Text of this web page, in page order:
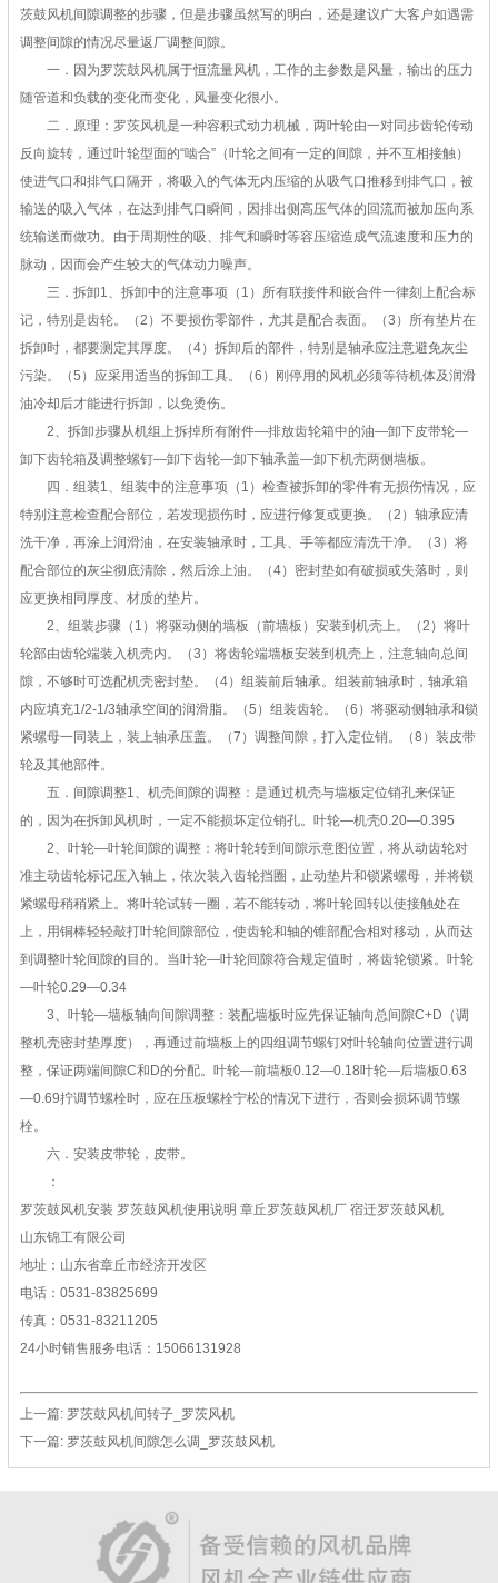
茨鼓风机间隙调整的步骤，但是步骤虽然写的明白，还是建议广大客户如遇需
调整间隙的情况尽量返厂调整间隙。
一．因为罗茨鼓风机属于恒流量风机，工作的主参数是风量，输出的压力
随管道和负载的变化而变化，风量变化很小。
二．原理：罗茨风机是一种容积式动力机械，两叶轮由一对同步齿轮传动
反向旋转，通过叶轮型面的“啮合”（叶轮之间有一定的间隙，并不互相接触）
使进气口和排气口隔开，将吸入的气体无内压缩的从吸气口推移到排气口，被
输送的吸入气体，在达到排气口瞬间，因排出侧高压气体的回流而被加压向系
统输送而做功。由于周期性的吸、排气和瞬时等容压缩造成气流速度和压力的
脉动，因而会产生较大的气体动力噪声。
三．拆卸1、拆卸中的注意事项（1）所有联接件和嵌合件一律刻上配合标
记，特别是齿轮。（2）不要损伤零部件，尤其是配合表面。（3）所有垫片在
拆卸时，都要测定其厚度。（4）拆卸后的部件，特别是轴承应注意避免灰尘
污染。（5）应采用适当的拆卸工具。（6）刚停用的风机必须等待机体及润滑
油冷却后才能进行拆卸，以免烫伤。
2、拆卸步骤从机组上拆掉所有附件—排放齿轮箱中的油—卸下皮带轮—
卸下齿轮箱及调整螺钉—卸下齿轮—卸下轴承盖—卸下机壳两侧墙板。
四．组装1、组装中的注意事项（1）检查被拆卸的零件有无损伤情况，应
特别注意检查配合部位，若发现损伤时，应进行修复或更换。（2）轴承应清
洗干净，再涂上润滑油，在安装轴承时，工具、手等都应清洗干净。（3）将
配合部位的灰尘彻底清除，然后涂上油。（4）密封垫如有破损或失落时，则
应更换相同厚度、材质的垫片。
2、组装步骤（1）将驱动侧的墙板（前墙板）安装到机壳上。（2）将叶
轮部由齿轮端装入机壳内。（3）将齿轮端墙板安装到机壳上，注意轴向总间
隙，不够时可选配机壳密封垫。（4）组装前后轴承。组装前轴承时，轴承箱
内应填充1/2-1/3轴承空间的润滑脂。（5）组装齿轮。（6）将驱动侧轴承和锁
紧螺母一同装上，装上轴承压盖。（7）调整间隙，打入定位销。（8）装皮带
轮及其他部件。
五．间隙调整1、机壳间隙的调整：是通过机壳与墙板定位销孔来保证
的，因为在拆卸风机时，一定不能损坏定位销孔。叶轮—机壳0.20—0.395
2、叶轮—叶轮间隙的调整：将叶轮转到间隙示意图位置，将从动齿轮对
准主动齿轮标记压入轴上，依次装入齿轮挡圈，止动垫片和锁紧螺母，并将锁
紧螺母稍稍紧上。将叶轮试转一圈，若不能转动，将叶轮回转以使接触处在
上，用铜棒轻轻敲打叶轮间隙部位，使齿轮和轴的锥部配合相对移动，从而达
到调整叶轮间隙的目的。当叶轮—叶轮间隙符合规定值时，将齿轮锁紧。叶轮
—叶轮0.29—0.34
3、叶轮—墙板轴向间隙调整：装配墙板时应先保证轴向总间隙C+D（调
整机壳密封垫厚度），再通过前墙板上的四组调节螺钉对叶轮轴向位置进行调
整，保证两端间隙C和D的分配。叶轮—前墙板0.12—0.18叶轮—后墙板0.63
—0.69拧调节螺栓时，应在压板螺栓宁松的情况下进行，否则会损坏调节螺
栓。
六．安装皮带轮，皮带。
：
罗茨鼓风机安装 罗茨鼓风机使用说明 章丘罗茨鼓风机厂 宿迁罗茨鼓风机
山东锦工有限公司
地址：山东省章丘市经济开发区
电话：0531-83825699
传真：0531-83211205
24小时销售服务电话：15066131928
上一篇: 罗茨鼓风机间转子_罗茨风机
下一篇: 罗茨鼓风机间隙怎么调_罗茨鼓风机